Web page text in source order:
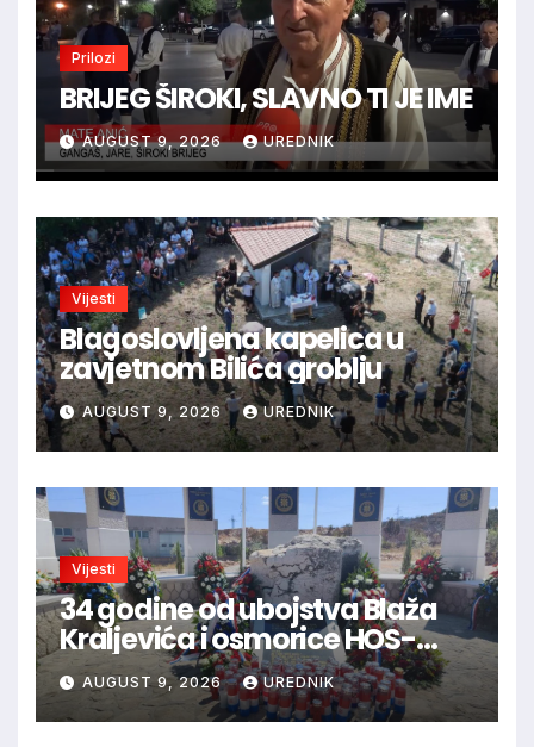
Prilozi
BRIJEG ŠIROKI, SLAVNO TI JE IME
AUGUST 9, 2026 UREDNIK
Vijesti
Blagoslovljena kapelica u
zavjetnom Bilića groblju
AUGUST 9, 2026 UREDNIK
Vijesti
34 godine od ubojstva Blaža
Kraljevića i osmorice HOS-
ovaca: Danas najavljen novi
sudski postupak
AUGUST 9, 2026 UREDNIK